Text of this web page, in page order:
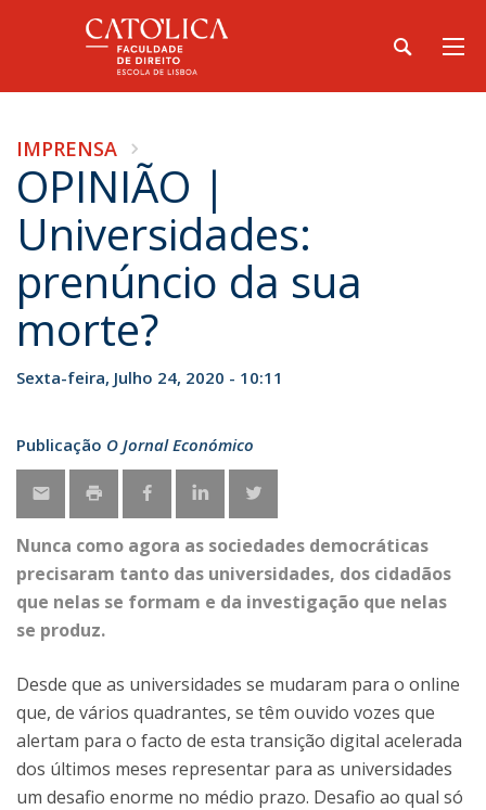
IMPRENSA
OPINIÃO |
Universidades:
prenúncio da sua
morte?
Sexta-feira, Julho 24, 2020 - 10:11
Publicação O Jornal Económico
Nunca como agora as sociedades democráticas
precisaram tanto das universidades, dos cidadãos
que nelas se formam e da investigação que nelas
se produz.
Desde que as universidades se mudaram para o online
que, de vários quadrantes, se têm ouvido vozes que
alertam para o facto de esta transição digital acelerada
dos últimos meses representar para as universidades
um desafio enorme no médio prazo. Desafio ao qual só